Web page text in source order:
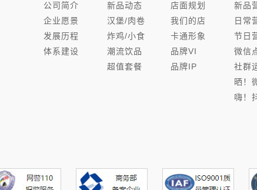
公司简介
企业愿景
发展历程
体系建设
新品动态
汉堡/肉卷
炸鸡/小食
潮流饮品
超值套餐
店面规划
我们的店
卡通形象
品牌VI
品牌IP
新品
日常
节日
微信
社群
晒！
嗨！